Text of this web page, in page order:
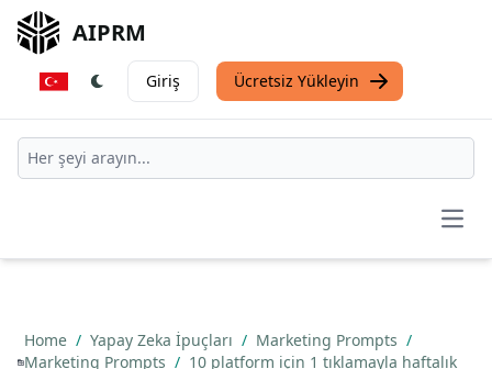
AIPRM
Giriş Ücretsiz Yükleyin
Home / Yapay Zeka İpuçları / Marketing Prompts /
Marketing Prompts / 10 platform için 1 tıklamayla haftalık